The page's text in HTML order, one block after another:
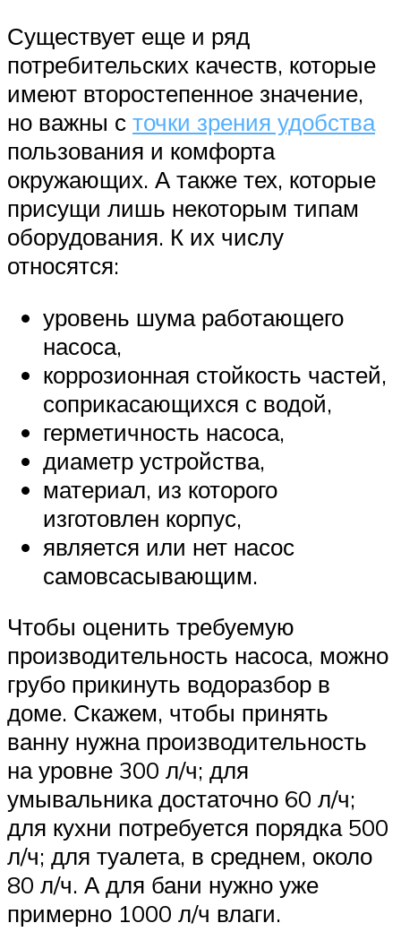
Существует еще и ряд
потребительских качеств, которые
имеют второстепенное значение,
но важны с точки зрения удобства
пользования и комфорта
окружающих. А также тех, которые
присущи лишь некоторым типам
оборудования. К их числу
относятся:
уровень шума работающего
насоса,
коррозионная стойкость частей,
соприкасающихся с водой,
герметичность насоса,
диаметр устройства,
материал, из которого
изготовлен корпус,
является или нет насос
самовсасывающим.
Чтобы оценить требуемую
производительность насоса, можно
грубо прикинуть водоразбор в
доме. Скажем, чтобы принять
ванну нужна производительность
на уровне 300 л/ч; для
умывальника достаточно 60 л/ч;
для кухни потребуется порядка 500
л/ч; для туалета, в среднем, около
80 л/ч. А для бани нужно уже
примерно 1000 л/ч влаги.